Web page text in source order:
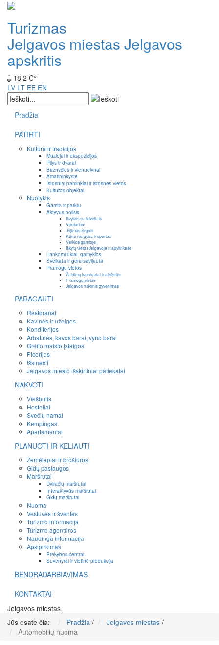
Turizmas
Jelgavos miestas Jelgavos
apskritis
18.2 C°
LV LT EE EN
Pradžia
PATIRTI
Kultūra ir tradicijos
Muziejai ir ekspozicijos
Pilys ir dvarai
Bažnyčios ir vienuolynai
Amatininkystė
Istoriniai paminklai ir istorinės vietos
Kultūros objektai
Nuotykis
Gamta ir parkai
Aktyvus poilsis
Išvykos su laiveliais
Veeturism
Jojimas žirgais
Kūno rengyba ir sportas
Veiklos gamtoje
Iškylų vietos Jelgavoje ir apylinkėse
Lankomi ūkiai, gamyklos
Sveikata ir gera savijauta
Pramogų vietos
Žaidimų kambariai ir aikštelės
Pramogų vietos
Jelgavos naktinis gyvenimas
PARAGAUTI
Restoranai
Kavinės ir užeigos
Konditerijos
Arbatinės, kavos barai, vyno barai
Greito maisto įstaigos
Picerijos
Išsinešti
Jelgavos miesto išskirtiniai patiekalai
NAKVOTI
Viešbutis
Hosteliai
Svečių namai
Kempingas
Apartamentai
PLANUOTI IR KELIAUTI
Žemėlapiai ir brošiūros
Gidų paslaugos
Maršrutai
Dviračių maršrutai
Interaktyvūs maršrutai
Gidų maršrutai
Nuoma
Vestuvės ir šventės
Turizmo informacija
Turizmo agentūros
Naudinga informacija
Apsipirkimas
Prekybos centrai
Suvenyrai ir vietinė produkcija
BENDRADARBIAVIMAS
KONTAKTAI
Jelgavos miestas
Jūs esate čia:
Pradžia / Jelgavos miestas /
Automobilių nuoma